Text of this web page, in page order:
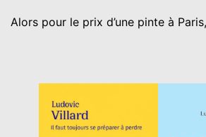
Alors pour le prix d’une pinte à